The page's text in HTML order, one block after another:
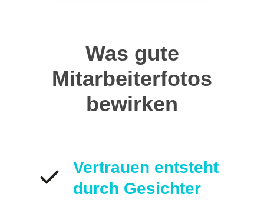
Was gute
Mitarbeiterfotos
bewirken
Vertrauen entsteht
durch Gesichter